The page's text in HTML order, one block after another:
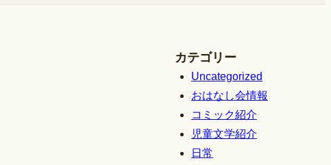
カテゴリー
Uncategorized
おはなし会情報
コミック紹介
児童文学紹介
日常